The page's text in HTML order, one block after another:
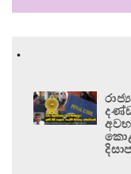
.